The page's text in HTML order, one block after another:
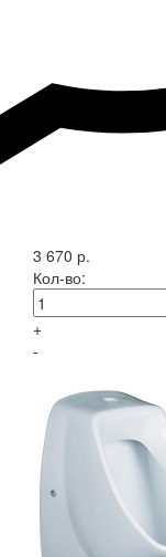
3 670 р.
Кол-во:
+
-